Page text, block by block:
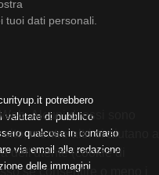
tuoi dati personali.
potrebbero
valutate di pubblico
qualcosa in contrario
via email alla redazione
delle immagini
Alcuni di essi sono
mentre altri ci aiutano a
dell'utente (cookie di
se consentire o meno i